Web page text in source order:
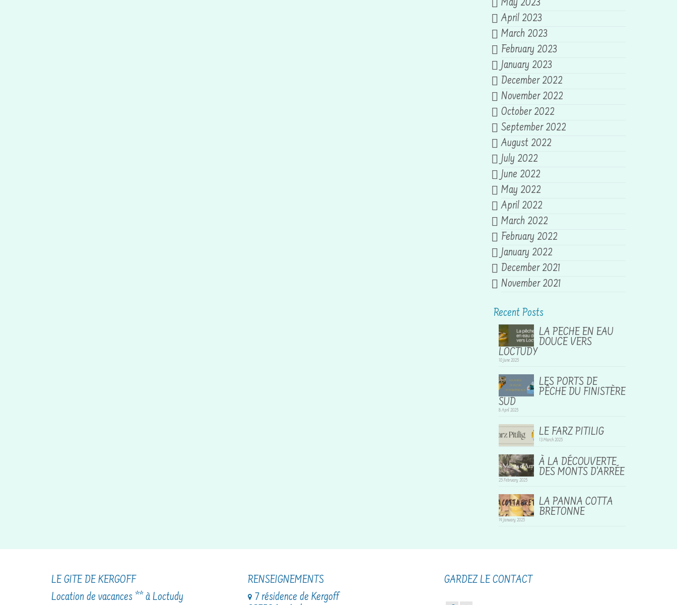
May 2023
April 2023
March 2023
February 2023
January 2023
December 2022
November 2022
October 2022
September 2022
August 2022
July 2022
June 2022
May 2022
April 2022
March 2022
February 2022
January 2022
December 2021
November 2021
Recent Posts
LA PECHE EN EAU
DOUCE VERS
LOCTUDY
10 June 2025
LES PORTS DE
PÊCHE DU FINISTÈRE
SUD
8 April 2025
LE FARZ PITILIG
13 March 2025
À LA DÉCOUVERTE
DES MONTS D’ARRÉE
25 February 2025
LA PANNA COTTA
BRETONNE
14 January 2025
LE GITE DE KERGOFF
Location de vacances ** à Loctudy
RENSEIGNEMENTS
7 résidence de Kergoff
GARDEZ LE CONTACT